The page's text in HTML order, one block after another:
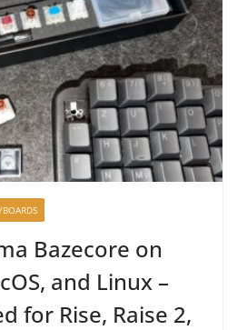
Bazecore on
and Linux –
for Rise, Raise 2,